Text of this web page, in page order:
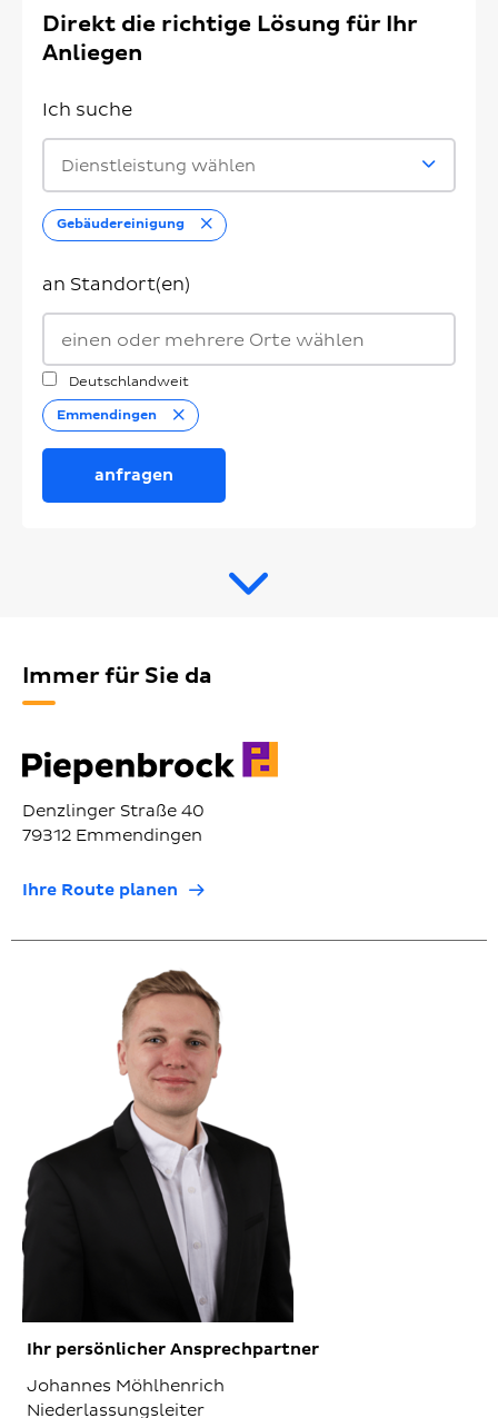
Direkt die richtige Lösung für Ihr
Anliegen
Ich suche
Dienstleistung wählen
Gebäudereinigung Entfernen
an Standort(en)
Deutschlandweit
Emmendingen
Entfernen
anfragen
Immer für Sie da
Denzlinger Straße 40
79312 Emmendingen
Ihre Route planen
Ihr persönlicher Ansprechpartner
Johannes Möhlhenrich
Niederlassungsleiter